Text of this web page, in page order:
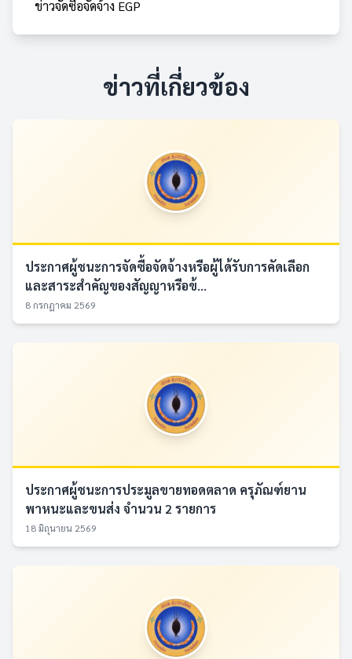
ข่าวจัดซื้อจัดจ้าง EGP
ข่าวที่เกี่ยวข้อง
ประกาศผู้ชนะการจัดซื้อจัดจ้างหรือผู้ได้รับการคัดเลือก
และสาระสำคัญของสัญญาหรือข้...
8 กรกฎาคม 2569
ประกาศผู้ชนะการประมูลขายทอดตลาด ครุภัณฑ์ยาน
พาหนะและขนส่ง จำนวน 2 รายการ
18 มิถุนายน 2569